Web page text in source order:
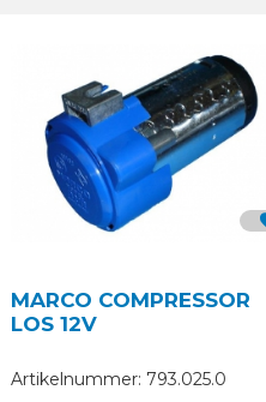
MARCO COMPRESSOR
LOS 12V
Artikelnummer: 793.025.0